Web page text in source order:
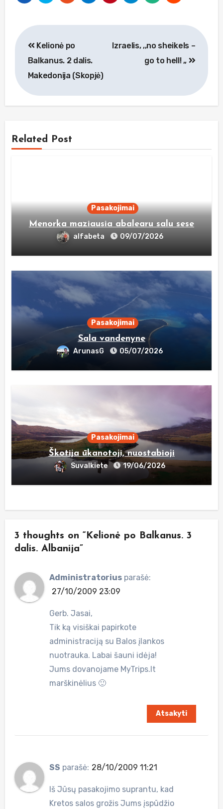
Navigacija
tarp
įrašų
Kelionė po
Balkanus. 2 dalis.
Makedonija (Skopjė)
Izraelis, ,,no sheikels –
go to hell! „
Related Post
Pasakojimai
Menorka maziausia abalearu salu sese
alfabeta 09/07/2026
Pasakojimai
Sala vandenyne
ArunasG 05/07/2026
Pasakojimai
Škotija ūkanotoji, nuostabioji
Suvalkiete 19/06/2026
3 thoughts on “Kelionė po Balkanus. 3
dalis. Albanija”
Administratorius parašė:
27/10/2009 23:09
Gerb. Jasai,
Tik ką visiškai papirkote
administraciją su Balos įlankos
nuotrauka. Labai šauni idėja!
Jums dovanojame MyTrips.lt
marškinėlius 🙂
Atsakyti
SS parašė: 28/10/2009 11:21
Iš Jūsų pasakojimo suprantu, kad
Kretos salos grožis Jums įspūdžio